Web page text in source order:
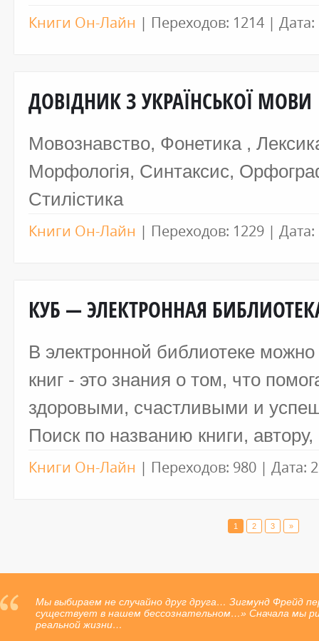
Книги Он-Лайн | Переходов: 1214 | Дата:
ДОВІДНИК З УКРАЇНСЬКОЇ МОВИ
Мовознавство, Фонетика ,
Морфологія, Синтаксис,
Стилістика
Книги Он-Лайн | Переходов: 1229 | Дата:
КУБ — ЭЛЕКТРОННАЯ
В электронной библиотеке
книг - это знания о том, что
здоровыми, счастливыми и
Поиск по названию книги,
Книги Он-Лайн | Переходов: 980 | Дата:
1 2 3 »
Мы выбираем не случайно друг друга… Зигмунд Фрейд
существует в нашем бессознательном…» Сначала мы
реальной жизни…
В человеке должно быть все прекрасно: и лицо, и
- Антон Павлович Чехов